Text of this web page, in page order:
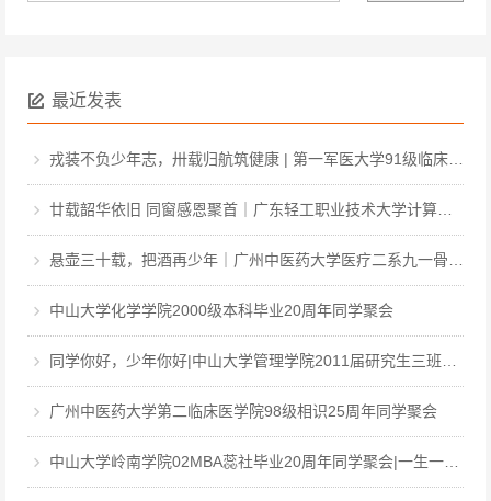
最近发表
戎装不负少年志，卅载归航筑健康 | 第一军医大学91级临床·中医·医工本科毕业三十周年聚会
廿载韶华依旧 同窗感恩聚首｜广东轻工职业技术大学计算机软件031班毕业二十周年聚会
悬壶三十载，把酒再少年｜广州中医药大学医疗二系九一骨伤毕业三十周年聚会
中山大学化学学院2000级本科毕业20周年同学聚会
同学你好，少年你好|中山大学管理学院2011届研究生三班毕业12周年同学聚会
广州中医药大学第二临床医学院98级相识25周年同学聚会
中山大学岭南学院02MBA蕊社毕业20周年同学聚会|一生一世，中大百年回眸，岭南廿载聚首